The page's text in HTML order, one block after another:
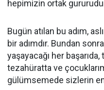
hepimizin ortak
Bugün atılan bu adım,
bir adımdır. Bundan
yaşayacağı her
tezahüratta ve
gülümsemede sizlerin